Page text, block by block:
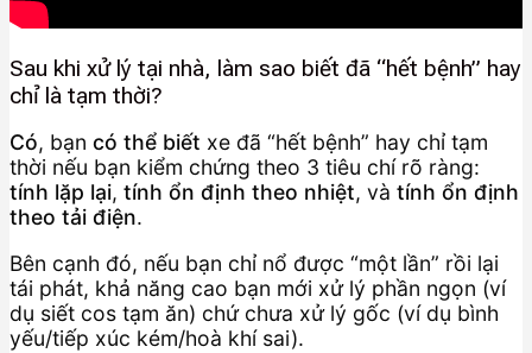
Sau khi xử lý tại nhà, làm sao biết đã “hết bệnh” hay
chỉ là tạm thời?
Có, bạn có thể biết xe đã “hết bệnh” hay chỉ tạm
thời nếu bạn kiểm chứng theo 3 tiêu chí rõ ràng:
tính lặp lại, tính ổn định theo nhiệt, và tính ổn định
theo tải điện.
Bên cạnh đó, nếu bạn chỉ nổ được “một lần” rồi lại
tái phát, khả năng cao bạn mới xử lý phần ngọn (ví
dụ siết cos tạm ăn) chứ chưa xử lý gốc (ví dụ bình
yếu/tiếp xúc kém/hoà khí sai).